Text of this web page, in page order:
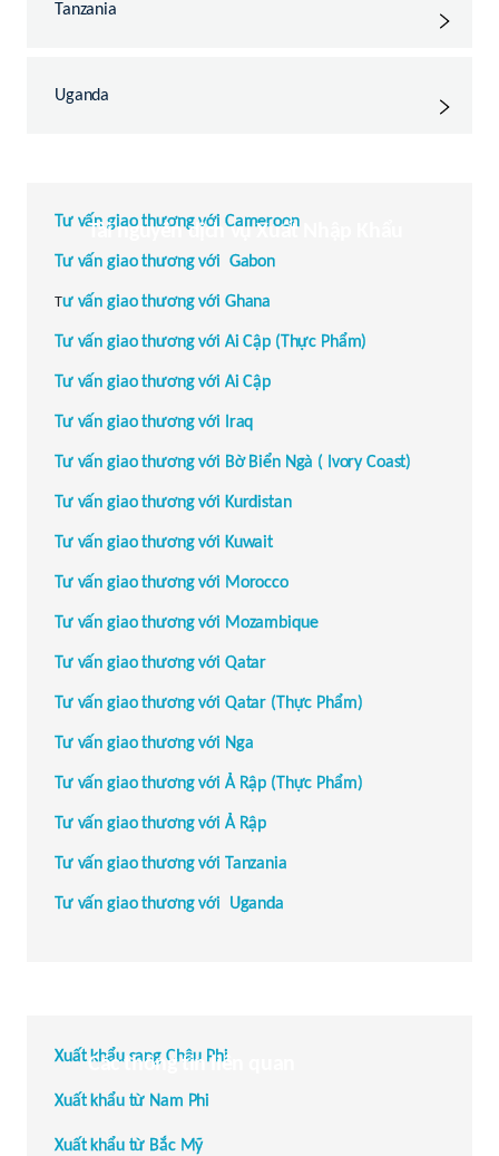
Tanzania
Uganda
Tài nguyên dịch vụ Xuất Nhập Khẩu
Tư vấn giao thương với Cameroon
Tư vấn giao thương với Gabon
Tư vấn giao thương với Ghana
Tư vấn giao thương với Ai Cập (Thực Phẩm)
Tư vấn giao thương với Ai Cập
Tư vấn giao thương với Iraq
Tư vấn giao thương với Bờ Biển Ngà ( Ivory Coast)
Tư vấn giao thương với Kurdistan
Tư vấn giao thương với Kuwait
Tư vấn giao thương với Morocco
Tư vấn giao thương với Mozambique
Tư vấn giao thương với Qatar
Tư vấn giao thương với Qatar (Thực Phẩm)
Tư vấn giao thương với Nga
Tư vấn giao thương với Ả Rập (Thực Phẩm)
Tư vấn giao thương với Ả Rập
Tư vấn giao thương với Tanzania
Tư vấn giao thương với Uganda
Các thông tin liên quan
Xuất khẩu sang Châu Phi
Xuất khẩu từ Nam Phi
Xuất khẩu từ Bắc Mỹ